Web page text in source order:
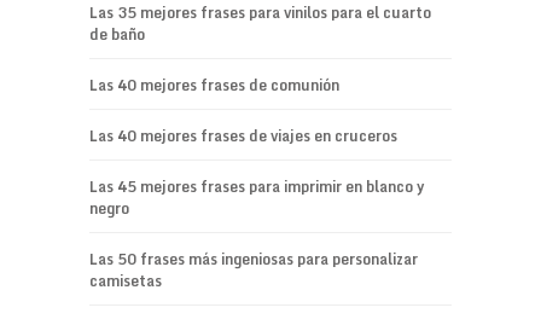
Las 35 mejores frases para vinilos para el cuarto
de baño
Las 40 mejores frases de comunión
Las 40 mejores frases de viajes en cruceros
Las 45 mejores frases para imprimir en blanco y
negro
Las 50 frases más ingeniosas para personalizar
camisetas